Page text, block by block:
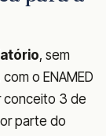
, sem
o ENAMED
conceito 3 de
parte do